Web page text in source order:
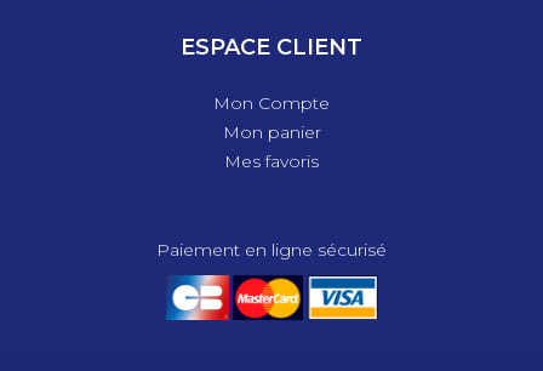
ESPACE CLIENT
Mon Compte
Mon panier
Mes favoris
Paiement en ligne sécurisé